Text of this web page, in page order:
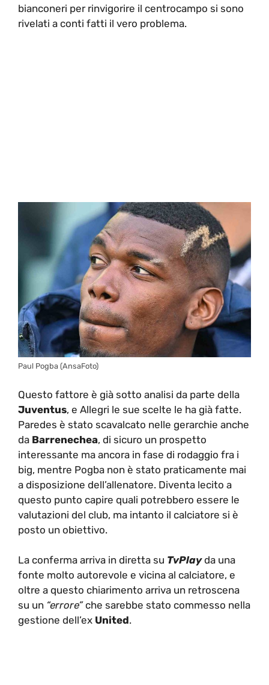
bianconeri per rinvigorire il centrocampo si sono
rivelati a conti fatti il vero problema.
Paul Pogba (AnsaFoto)
Questo fattore è già sotto analisi da parte della
Juventus, e Allegri le sue scelte le ha già fatte.
Paredes è stato scavalcato nelle gerarchie anche
da Barrenechea, di sicuro un prospetto
interessante ma ancora in fase di rodaggio fra i
big, mentre Pogba non è stato praticamente mai
a disposizione dell’allenatore. Diventa lecito a
questo punto capire quali potrebbero essere le
valutazioni del club, ma intanto il calciatore si è
posto un obiettivo.
La conferma arriva in diretta su TvPlay da una
fonte molto autorevole e vicina al calciatore, e
oltre a questo chiarimento arriva un retroscena
su un “errore”che sarebbe stato commesso nella
gestione dell’ex United.